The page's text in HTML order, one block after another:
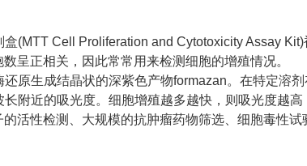
盒(MTT Cell Proliferation and Cytotoxicity Assay Kit)
呈正相关，因此常常用来检测细胞的增殖情况。
原生成结晶状的深紫色产物formazan。在特定溶
长附近的吸光度。细胞增殖越多越快，则吸光度越
活性检测、大规模的抗肿瘤药物筛选、细胞毒性